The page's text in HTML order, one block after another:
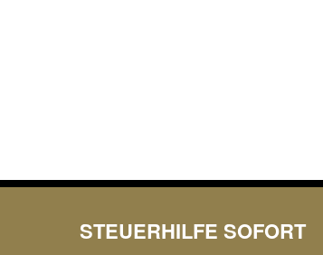
STEUERHILFE SOFORT